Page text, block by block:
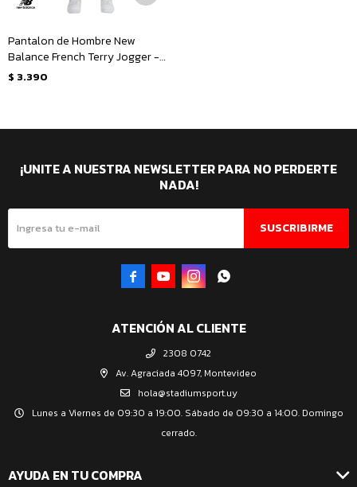
Pantalon de Hombre New
Balance French Terry Jogger -
Gris
$ 3.390
ATENCIÓN AL CLIENTE
2308 0742
Av. Agraciada 4097, Montevideo
hola@stadiumsport.uy
Lunes a Viernes de 09:30 a 19:00. Sábado de 09:30 a 14:00. Domingo
cerrado.
AYUDA EN TU COMPRA
¡UNITE A NUESTRA NEWSLETTER PARA NO PERDERTE
NADA!
SUSCRIBIRME
   